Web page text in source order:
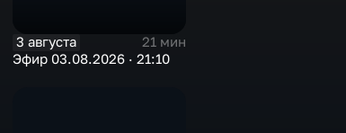
3 августа
21 мин
Эфир 03.08.2026 · 21:10